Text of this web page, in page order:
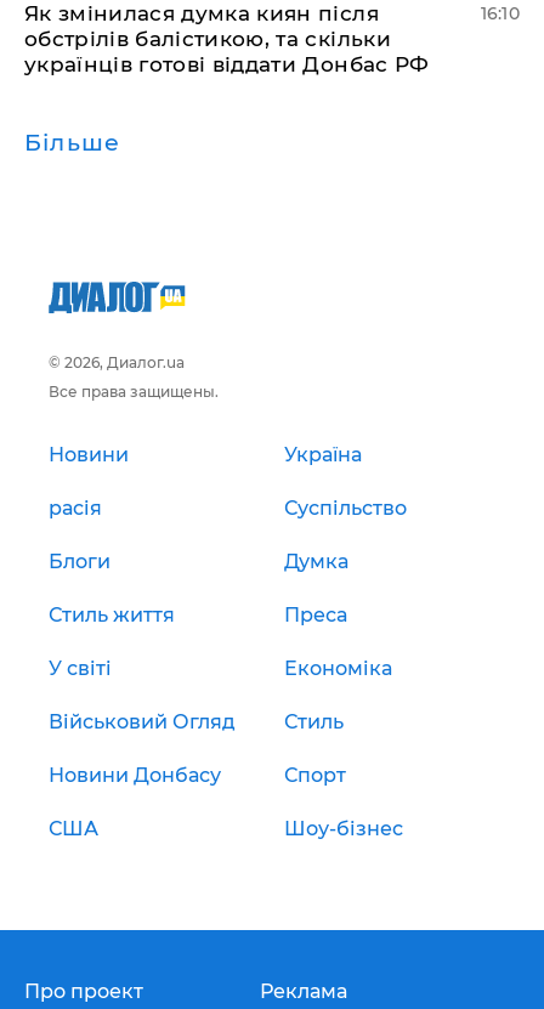
Як змінилася думка киян після
обстрілів балістикою, та скільки
українців готові віддати Донбас РФ
16:10
Більше
© 2026, Диалог.ua
Все права защищены.
Новини Україна
расія Суспільство
Блоги Думка
Стиль життя Преса
У світі Економіка
Військовий Огляд Стиль
Новини Донбасу Спорт
США Шоу-бізнес
Про проект Реклама